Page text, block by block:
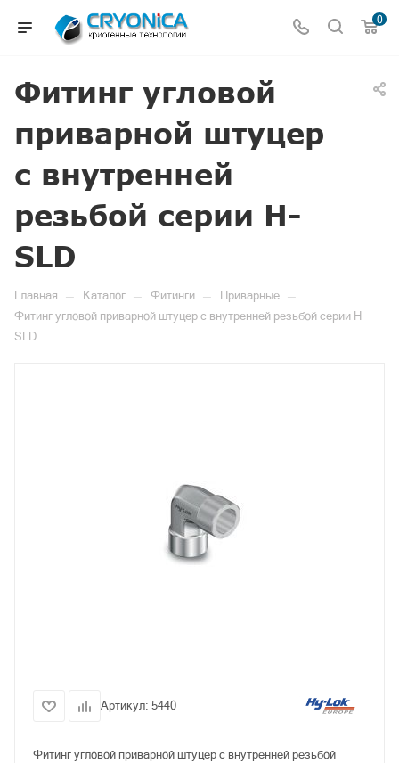
0
Фитинг угловой
приварной штуцер
с внутренней
резьбой серии H-
SLD
Главная — Каталог — Фитинги — Приварные —
Фитинг угловой приварной штуцер с внутренней резьбой серии H-
SLD
Артикул: 5440
Фитинг угловой приварной штуцер с внутренней резьбой